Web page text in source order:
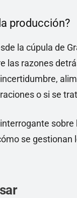
producción?
la cúpula de
las razones
o si se
se